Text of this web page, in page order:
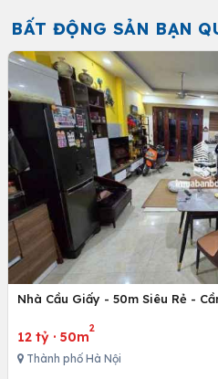
BẤT ĐỘNG SẢN BẠN
Nhà Cầu Giấy - 50m Siêu Rẻ -
12 tỷ · 50m
2
Thành phố Hà Nội